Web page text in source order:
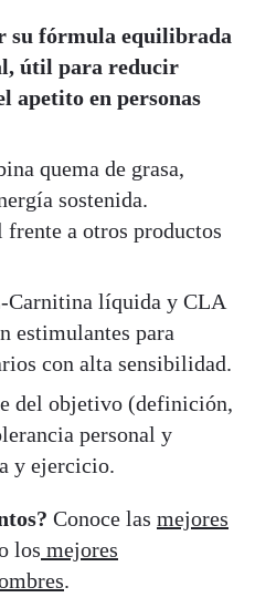
su fórmula equilibrada
útil para reducir
apetito en personas
quema de grasa,
sostenida.
a otros productos
líquida y CLA
estimulantes para
con alta sensibilidad.
del objetivo (definición,
personal y
y ejercicio.
Conoce las mejores
los mejores
.